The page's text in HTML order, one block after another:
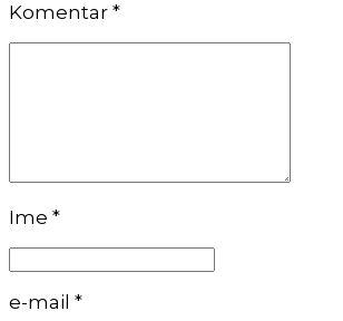
Komentar *
Ime *
e-mail *